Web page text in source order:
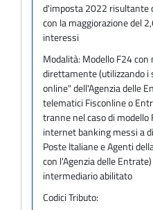
d'imposta 2022 risultante
con la maggiorazione del
interessi
Modalità: Modello F24
direttamente (utilizzando i
online" dell'Agenzia delle
telematici Fisconline o
tranne nel caso di modello
internet banking messi a
Poste Italiane e Agenti
con l'Agenzia delle
intermediario abilitato
Codici Tributo: